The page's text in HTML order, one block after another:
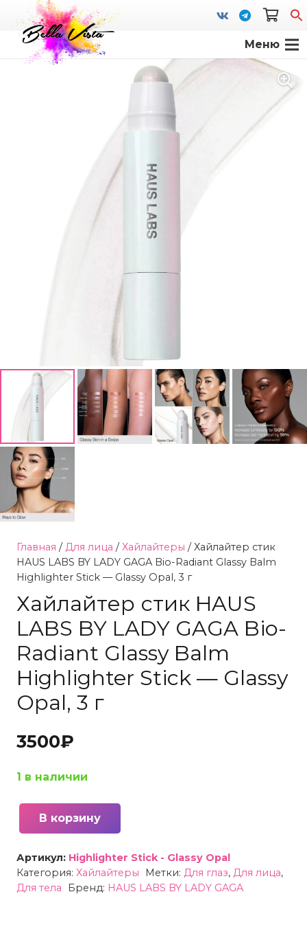
Меню
Главная / Для лица /Хайлайтеры / Хайлайтер стик
HAUS LABS BY LADY GAGA Bio-Radiant Glassy Balm
Highlighter Stick — Glassy Opal, 3 г
Хайлайтер стик HAUS
LABS BY LADY GAGA Bio-
Radiant Glassy Balm
Highlighter Stick — Glassy
Opal, 3 г
3500₽
1 в наличии
Количество
Хайлайтер
стик
В корзину
Артикул: Highlighter Stick - Glassy Opal
Категория: Хайлайтеры Метки: Для глаз, Для лица,
Для тела
Бренд: HAUS LABS BY LADY GAGA